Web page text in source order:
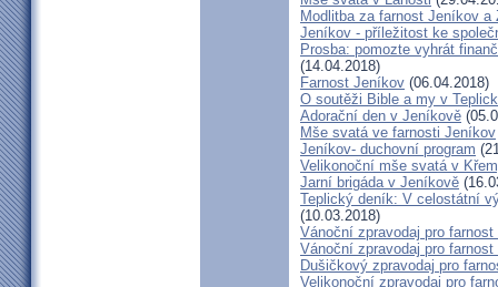
Modlitba za farnost Jeníkov a
Jeníkov - příležitost ke
Prosba: pomozte vyhrát
(14.04.2018)
Farnost Jeníkov (06.04.2018)
O soutěži Bible a my v
Adorační den v Jeníkově
Mše svatá ve farnosti Jeníkov
Jeníkov- duchovní program
Velikonoční mše svatá v
Jarní brigáda v Jeníkově
Teplický deník: V celostátní
(10.03.2018)
Vánoční zpravodaj pro
Vánoční zpravodaj pro
Dušičkový zpravodaj pro
Velikonoční zpravodaj pro